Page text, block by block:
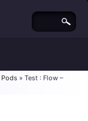
Pods » Test : Flow –